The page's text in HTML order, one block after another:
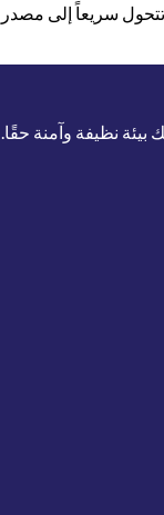
تتحول سريعاً إلى
نظيفة وآمنة